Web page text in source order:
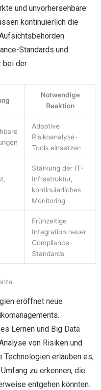
und unvorhersehbare
kontinuierlich die
Standards und
bei der
Notwendige
Reaktion
Adaptive
Risikoanalyse-
Tools einsetzen
Stärkung der IT-
Infrastruktur,
kontinuierliches
Monitoring
Frühzeitige
Integration neuer
Compliance-
Standards
eröffnet neue
Lernen und Big Data
von Risiken und
Technologien erlauben es,
zu erkennen, die
entgehen könnten.